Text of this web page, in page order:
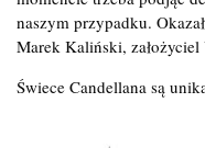
naszym przypadku.
Marek Kaliński, założyciel
Świece Candellana są